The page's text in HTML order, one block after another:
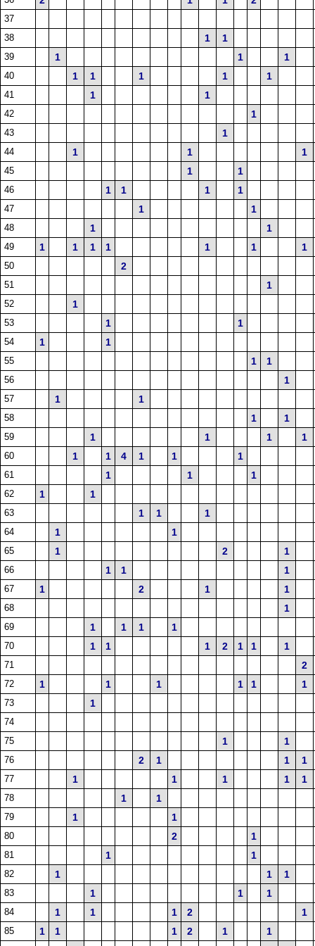
37
38
1 1
39 1 1 1
40 1 1 1 1 1
41 1 1
42 1
43 1
44 1 1 1
45 1 1
46 1 1 1 1
47 1 1
48 1 1
49 1 1 1 1 1 1 1
50 2
51 1
52 1
53 1 1
54 1 1
55 1 1
56 1
57 1 1
58 1 1
59 1 1 1 1
60 1 1 4 1 1 1
61 1 1 1
62 1 1
63 1 1 1
64 1 1
65 1 2 1
66 1 1 1
67 1 2 1 1
68 1
69 1 1 1 1
70 1 1 1 2 1 1 1
71 2
72 1 1 1 1 1 1
73 1
74
75
1 1
76 2 1 1 1
77 1 1 1 1 1
78 1 1
79 1 1
80 2 1
81 1 1
82 1 1 1
83 1 1 1
84 1 1 1 2 1
85 1 1 1 2 1 1